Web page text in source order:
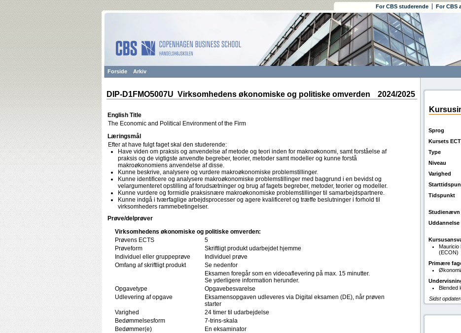
For CBS studerende For CBS
Forside Arkiv
2024/2025
DIP-D1FMO5007U Virksomhedens økonomiske og politiske omverden
English Title
The Economic and Political Environment of the Firm
Læringsmål
Efter at have fulgt faget skal den studerende:
Have viden om praksis og anvendelse af metode og teori inden for makroøkonomi, samt forståelse af
praksis og de vigtigste anvendte begreber, teorier, metoder samt modeller og kunne forstå
makroøkonomiens anvendelse af disse.
Kunne beskrive, analysere og vurdere makroøkonomiske problemstillinger.
Kunne identificere og analysere makroøkonomiske problemstillinger med baggrund i en bevidst og
velargumenteret opstilling af forudsætninger og brug af fagets begreber, metoder, teorier og modeller.
Kunne vurdere og formidle praksisnære makroøkonomiske problemstillinger til samarbejdspartnere.
Kunne indgå i tværfaglige arbejdsprocesser og agere kvalificeret og træffe beslutninger i forhold til
virksomheders rammebetingelser.
Prøve/delprøver
Virksomhedens økonomiske og politiske omverden:
Prøvens ECTS
5
Prøveform
Skriftligt produkt udarbejdet hjemme
Individuel eller gruppeprøve
Individuel prøve
Omfang af skriftligt produkt
Se nedenfor
Eksamen foregår som en videoaflevering på max. 15 minutter.
Se yderligere information herunder.
Opgavetype
Opgavebesvarelse
Udlevering af opgave
Eksamensopgaven udleveres via Digital eksamen (DE), når prøven
starter
Varighed
24 timer til udarbejdelse
Bedømmelsesform
7-trins-skala
Bedømmer(e)
En eksaminator
Sprog
Kursets
Type
Niveau
Varighed
Tidspunkt
Studienævn
Uddannelse
Mauricio
(ECON)
Primære
Blended
Sidst